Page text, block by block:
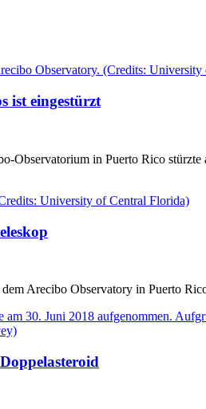
ist eingestürzt
Observatorium in Puerto Rico
Arecibo Observatory in Puerto